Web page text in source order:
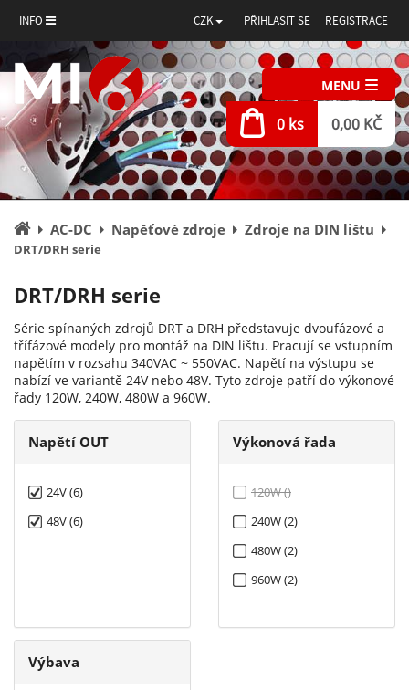
INFO CZK PŘIHLÁSIT SE REGISTRACE
MENU
0 ks 0,00 KČ
Úvodní
stránka
AC-DC Napěťové zdroje Zdroje na DIN lištu
DRT/DRH serie
DRT/DRH serie
Série spínaných zdrojů DRT a DRH představuje dvoufázové a
třífázové modely pro montáž na DIN lištu. Pracují se vstupním
napětím v rozsahu 340VAC ~ 550VAC. Napětí na výstupu se
nabízí ve variantě 24V nebo 48V. Tyto zdroje patří do výkonové
řady 120W, 240W, 480W a 960W.
Napětí OUT
24V (6)
48V (6)
Výkonová řada
120W ()
240W (2)
480W (2)
960W (2)
Výbava